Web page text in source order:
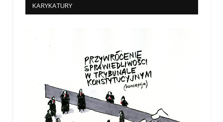
KARYKATURY